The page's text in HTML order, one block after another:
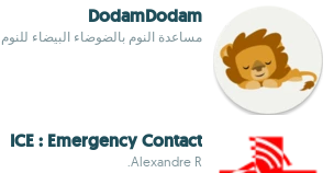
DodamDodam
مساعدة النوم بالضوضاء البيضاء للنوم
ICE : Emergency Contact
Alexandre R.